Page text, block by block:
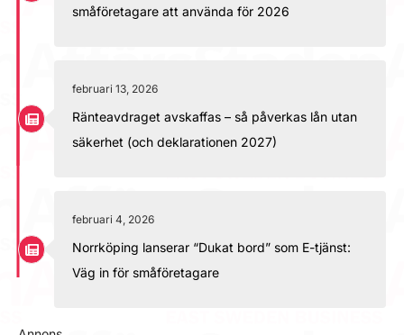
småföretagare att använda för 2026
februari 13, 2026
Ränteavdraget avskaffas – så påverkas lån utan
säkerhet (och deklarationen 2027)
februari 4, 2026
Norrköping lanserar “Dukat bord” som E-tjänst:
Väg in för småföretagare